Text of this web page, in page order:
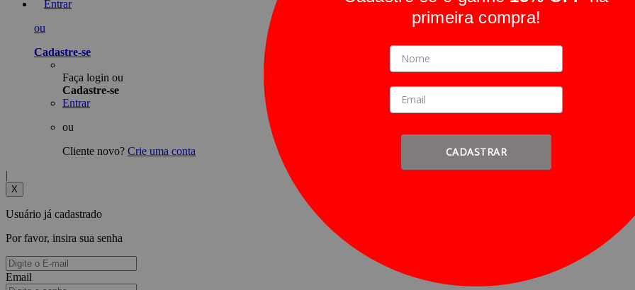
Entrar
ou
Cadastre-se
Faça login ou
Cadastre-se
Entrar
ou
Cliente novo? Crie uma conta
|
X
Usuário já cadastrado
Por favor, insira sua senha
Email
primeira compra!
CADASTRAR